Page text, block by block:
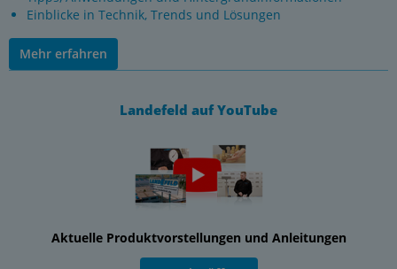
Einblicke in Technik, Trends und Lösungen
Mehr erfahren
Landefeld auf YouTube
Aktuelle Produktvorstellungen und Anleitungen